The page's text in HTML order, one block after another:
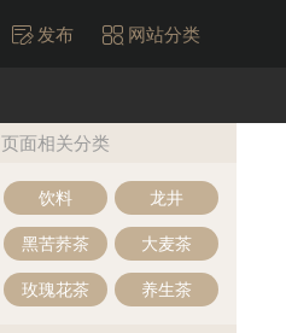
发布 网站分类
页面相关分类
饮料 龙井
黑苦荞茶 大麦茶
玫瑰花茶 养生茶